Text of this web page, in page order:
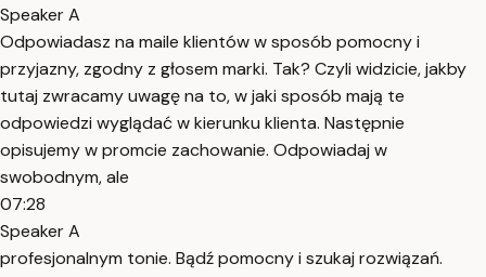
Speaker A
Odpowiadasz na maile klientów w sposób pomocny i
przyjazny, zgodny z głosem marki. Tak? Czyli widzicie, jakby
tutaj zwracamy uwagę na to, w jaki sposób mają te
odpowiedzi wyglądać w kierunku klienta. Następnie
opisujemy w promcie zachowanie. Odpowiadaj w
swobodnym, ale
07:28
Speaker A
profesjonalnym tonie. Bądź pomocny i szukaj rozwiązań.